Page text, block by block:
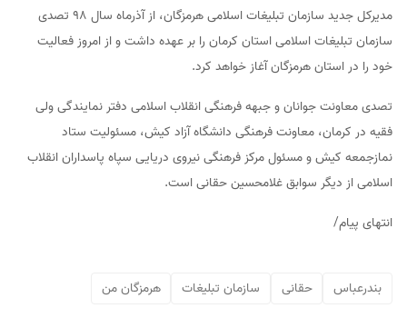
مدیرکل جدید سازمان تبلیغات اسلامی هرمزگان، از آذرماه سال ۹۸ تصدی
سازمان تبلیغات اسلامی استان کرمان را بر عهده داشت و از امروز فعالیت
خود را در استان هرمزگان آغاز خواهد کرد.
تصدی معاونت جوانان و جبهه فرهنگی انقلاب اسلامی دفتر نمایندگی ولی
فقیه در کرمان، معاونت فرهنگی دانشگاه آزاد کیش، مسئولیت ستاد
نمازجمعه کیش و مسئول مرکز فرهنگی نیروی دریایی سپاه پاسداران انقلاب
اسلامی از دیگر سوابق غلامحسین حقانی است.
انتهای پیام/
بندرعباس حقانی سازمان تبلیغات هرمزگان من